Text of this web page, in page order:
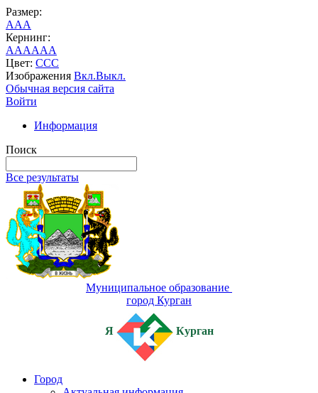
Размер:
AAA
Кернинг:
AAAAAA
Цвет: CCC
Изображения Вкл.Выкл.
Обычная версия сайта
Войти
Информация
Поиск
Все результаты
Муниципальное образование
город Курган
Я Курган
Город